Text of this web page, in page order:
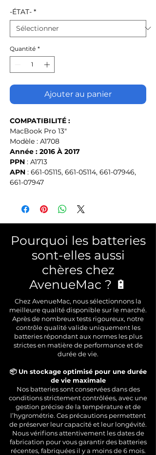
-ÉTAT- *
Quantité *
Ajouter au panier
COMPATIBILITÉ :
MacBook Pro 13"
Modèle : A1708
Année : 2016 À 2017
PPN : A1713
APN : 661-05115, 661-05114, 661-07946,
661-07947
Pourquoi les batteries
sont-elles aussi
chères chez
AvenueMac ? 🔋
Chez AvenueMac, nous sélectionnons la
meilleure qualité disponible sur le marché.
Après de nombreux tests rigoureux, notre
contrôle qualité valide uniquement les
batteries répondant aux normes les plus
strictes en matière de performance et de
durée de vie.
📦 Un stockage optimisé pour une durée
de vie maximale
Nos batteries sont conservées dans des
conditions strictement contrôlées, avec une
gestion précise de la température et de
l’hygrométrie. Ces précautions permettent
de préserver leur capacité et leur longévité.
Nous vérifions attentivement les dates de
fabrication pour vous garantir des batteries
récentes, fabriquées il y a moins de 6 mois.